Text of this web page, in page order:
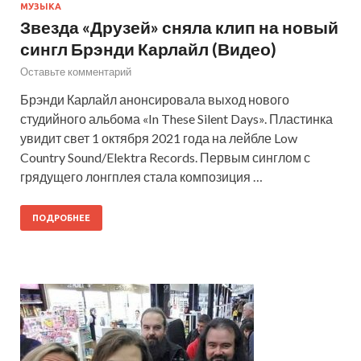
МУЗЫКА
Звезда «Друзей» сняла клип на новый
сингл Брэнди Карлайл (Видео)
Оставьте комментарий
Брэнди Карлайл анонсировала выход нового
студийного альбома «In These Silent Days». Пластинка
увидит свет 1 октября 2021 года на лейбле Low
Country Sound/Elektra Records. Первым синглом с
грядущего лонгплея стала композиция …
ПОДРОБНЕЕ